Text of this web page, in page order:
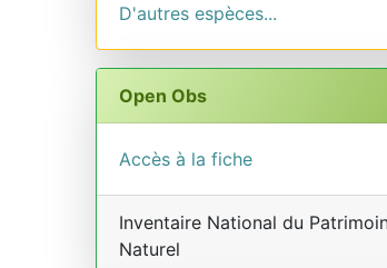
D'autres espèces...
Open Obs
Accès à la fiche
Inventaire National du
Naturel